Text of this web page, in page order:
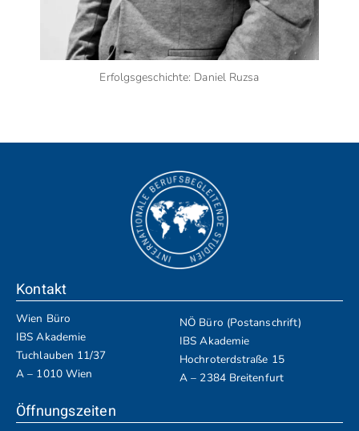
Erfolgsgeschichte: Daniel Ruzsa
Kontakt
Wien Büro
IBS Akademie
Tuchlauben 11/37
A – 1010 Wien
NÖ Büro (Postanschrift)
IBS Akademie
Hochroterdstraße 15
A – 2384 Breitenfurt
Öffnungszeiten